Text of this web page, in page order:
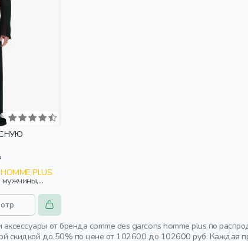
PLUS
мужчины,
от бренда comme des garcons homme plus по
скидкой до 50% по цене от 102600 до 102600 руб. Каждая